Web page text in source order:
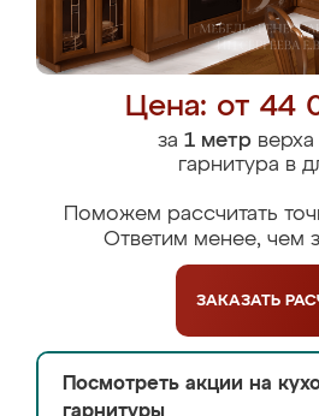
Цена: от 44
за 1 метрверха
гарнитура в
Поможем рассчитать
Ответим менее, чем
ЗАКАЗАТЬ
Посмотреть акции на